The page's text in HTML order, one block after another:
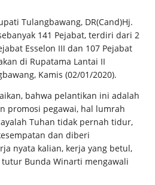
Tulangbawang, DR(Cand)Hj.
141 Pejabat, terdiri dari 2
Esselon III dan 107 Pejabat
di Rupatama Lantai II
Kamis (02/01/2020).
bahwa pelantikan ini adalah
promosi pegawai, hal lumrah
Tuhan tidak pernah tidur,
dan diberi
nyata kalian, kerja yang betul,
Bunda Winarti mengawali